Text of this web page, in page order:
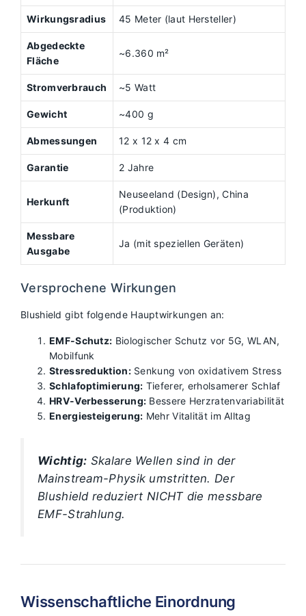
Wirkungsradius 45 Meter (laut Hersteller)
Abgedeckte
Fläche
~6.360 m²
Stromverbrauch ~5 Watt
Gewicht ~400 g
Abmessungen 12 x 12 x 4 cm
Garantie 2 Jahre
Herkunft
Neuseeland (Design), China
(Produktion)
Messbare
Ausgabe
Ja (mit speziellen Geräten)
Versprochene Wirkungen
Blushield gibt folgende Hauptwirkungen an:
EMF-Schutz: Biologischer Schutz vor 5G, WLAN,
Mobilfunk
Stressreduktion:Senkung von oxidativem Stress
Schlafoptimierung: Tieferer, erholsamerer Schlaf
HRV-Verbesserung: Bessere Herzratenvariabilität
Energiesteigerung: Mehr Vitalität im Alltag
Wichtig: Skalare Wellen sind in der
Mainstream-Physik umstritten. Der
Blushield reduziert NICHT die messbare
EMF-Strahlung.
Wissenschaftliche Einordnung